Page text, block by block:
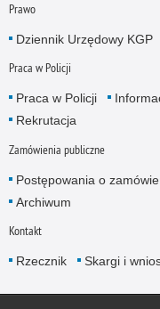
Prawo
Dziennik Urzędowy KGP
Praca w Policji
Praca w Policji
Rekrutacja
Zamówienia publiczne
Postępowania o
Archiwum
Kontakt
Rzecznik Skargi i